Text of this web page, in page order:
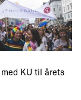
KU til årets